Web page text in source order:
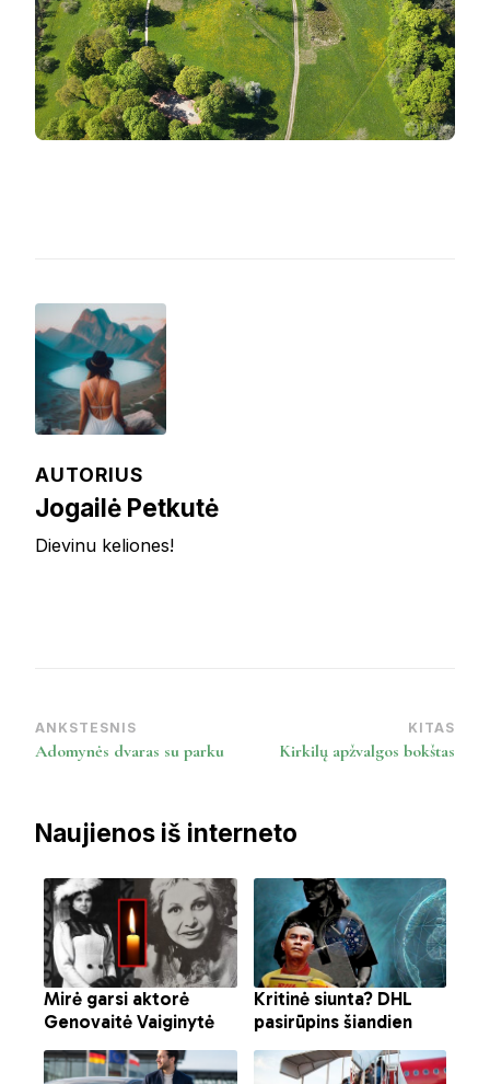
AUTORIUS
Jogailė Petkutė
Dievinu keliones!
Post
Navigation
ANKSTESNIS
Adomynės dvaras su parku
KITAS
Kirkilų apžvalgos bokštas
Naujienos iš interneto